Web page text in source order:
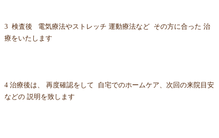
3 検査後 電気療法やストレッチ 運動療法など その方に合った 治
療をいたします
4 治療後は、 再度確認をして 自宅でのホームケア、次回の来院目安
などの 説明を致します